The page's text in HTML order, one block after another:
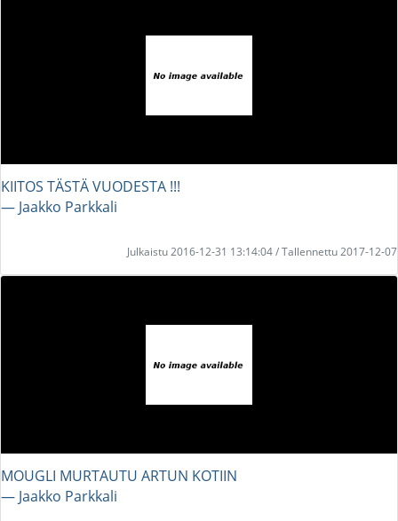
KIITOS TÄSTÄ VUODESTA !!!
― Jaakko Parkkali
Julkaistu 2016-12-31 13:14:04 / Tallennettu 2017-12-07
MOUGLI MURTAUTU ARTUN KOTIIN
― Jaakko Parkkali